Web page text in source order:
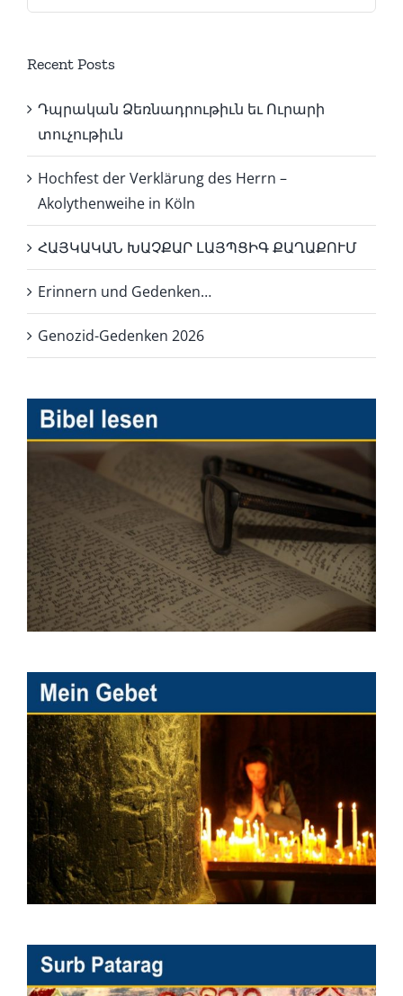
Recent Posts
Դպրական Ձեռնադրութիւն եւ Ուրարի
տուչութիւն
Hochfest der Verklärung des Herrn –
Akolythenweihe in Köln
ՀԱՅԿԱԿԱՆ ԽԱՉՔԱՐ ԼԱՅՊՑԻԳ ՔԱՂԱՔՈՒՄ
Erinnern und Gedenken…
Genozid-Gedenken 2026